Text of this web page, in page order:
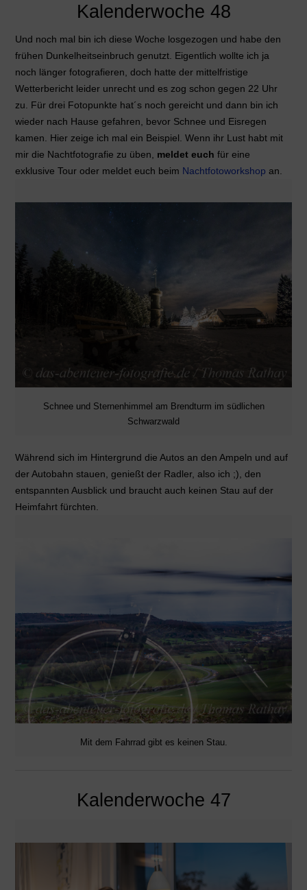
Kalenderwoche 48
Und noch mal bin ich diese Woche losgezogen und habe den
frühen Dunkelheitseinbruch genutzt. Eigentlich wollte ich ja
noch länger fotografieren, doch hatte der mittelfristige
Wetterbericht leider unrecht und es zog schon gegen 22 Uhr
zu. Für drei Fotopunkte hat´s noch gereicht und dann bin ich
wieder nach Hause gefahren, bevor Schnee und Eisregen
kamen. Hier zeige ich mal ein Beispiel. Wenn ihr Lust habt mit
mir die Nachtfotografie zu üben, meldet euch für eine
exklusive Tour oder meldet euch beim Nachtfotoworkshop an.
Schnee und Sternenhimmel am Brendturm im südlichen
Schwarzwald
Während sich im Hintergrund die Autos an den Ampeln und auf
der Autobahn stauen, genießt der Radler, also ich ;), den
entspannten Ausblick und braucht auch keinen Stau auf der
Heimfahrt fürchten.
Mit dem Fahrrad gibt es keinen Stau.
Kalenderwoche 47